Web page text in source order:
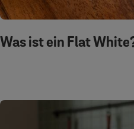
Was ist ein Flat